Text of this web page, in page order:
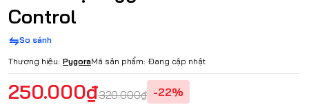
Control
So sánh
Thương hiệu: PygoraMã sản phẩm: Đang cập nhật
250.000₫320.000₫ -22%